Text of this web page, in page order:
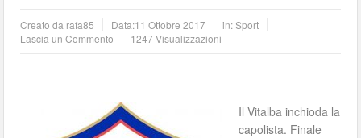
Creato da rafa85 Data:11 Ottobre 2017 in:Sport
Lascia un Commento
1247 Visualizzazioni
Il Vitalba inchioda la
capolista. Finale